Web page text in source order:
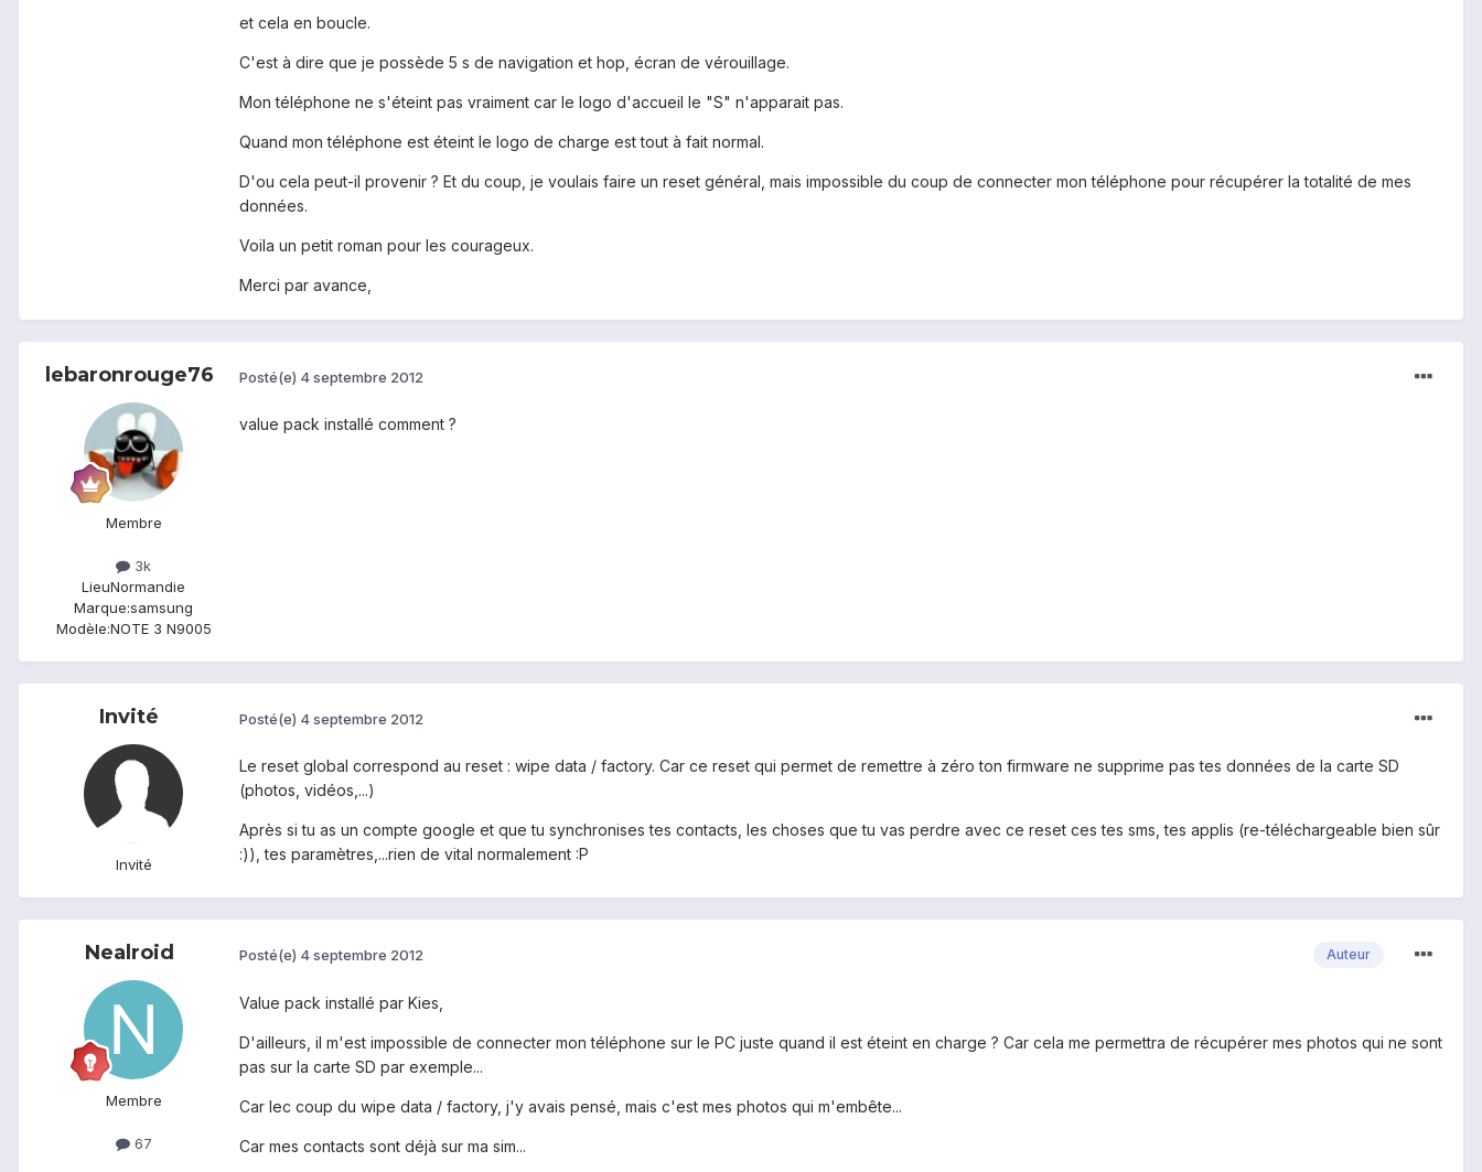
et cela en boucle.
C'est à dire que je possède 5 s de navigation et hop, écran de vérouillage.
Mon téléphone ne s'éteint pas vraiment car le logo d'accueil le "S" n'apparait pas.
Quand mon téléphone est éteint le logo de charge est tout à fait normal.
D'ou cela peut-il provenir ? Et du coup, je voulais faire un reset général, mais impossible du coup de connecter mon téléphone pour récupérer la totalité de mes
données.
Voila un petit roman pour les courageux.
Merci par avance,
lebaronrouge76
Membre
3k
LieuNormandie
Marque:samsung
Modèle:NOTE 3 N9005
Posté(e) 4 septembre 2012
value pack installé comment ?
Invité
Invité
Posté(e) 4 septembre 2012
Le reset global correspond au reset : wipe data / factory. Car ce reset qui permet de remettre à zéro ton firmware ne supprime pas tes données de la carte SD
(photos, vidéos,...)
Après si tu as un compte google et que tu synchronises tes contacts, les choses que tu vas perdre avec ce reset ces tes sms, tes applis (re-téléchargeable bien sûr
:)), tes paramètres,...rien de vital normalement :P
Nealroid
Membre
67
Auteur
Posté(e) 4 septembre 2012
Value pack installé par Kies,
D'ailleurs, il m'est impossible de connecter mon téléphone sur le PC juste quand il est éteint en charge ? Car cela me permettra de récupérer mes photos qui ne sont
pas sur la carte SD par exemple...
Car lec coup du wipe data / factory, j'y avais pensé, mais c'est mes photos qui m'embête...
Car mes contacts sont déjà sur ma sim...